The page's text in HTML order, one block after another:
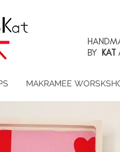
BY KAT
MAKRAMEE